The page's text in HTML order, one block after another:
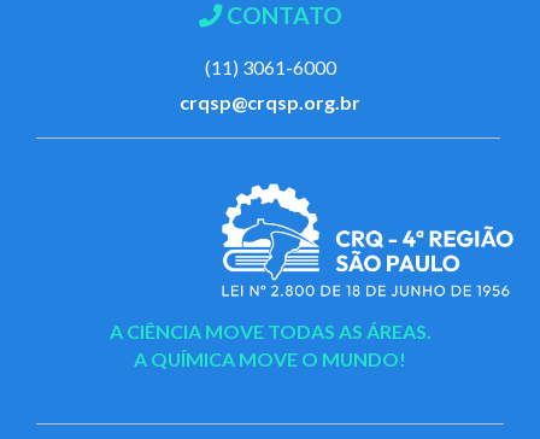
CONTATO
(11) 3061-6000
crqsp@crqsp.org.br
A CIÊNCIA MOVE TODAS AS ÁREAS.
A QUÍMICA MOVE O MUNDO!